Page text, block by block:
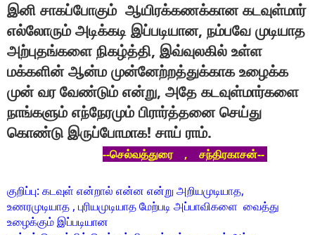
இனி சாகப்போகும் ஆயிரக்கணக்கான கடவுள்மார்
எல்லோரும் அடிக்கடி இப்படியான, நம்பவே முடியாத
அற்புதங்களை நிகழ்த்தி, இவ்வுலகில் உள்ள
மக்களின் ஆன்ம முன்னேற்றத்துக்காக உழைக்க
முன் வர வேண்டும் என்று, அதே கடவுள்மார்களை
நாங்களும் எந்நேரமும் பிரார்த்தனை செய்து
கொண்டு இருப்போமாக! சாய் ராம்.
--செல்வத்துரை , சந்திரகாசன்--
குறிப்பு: கடவுள் என்றால் என்ன என்று அறியமுடியாத,
உணரமுடியாத , புரியமுடியாத மேற்படி அப்பாவிகளை வைத்து
உழைக்கும் இப்படியான